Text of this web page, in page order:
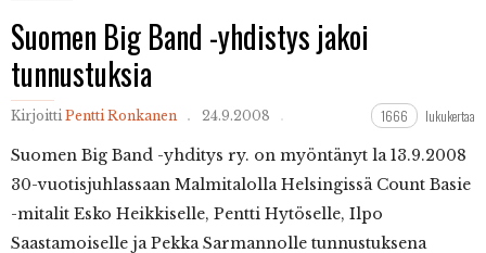
Suomen Big Band -yhdistys jakoi
tunnustuksia
Kirjoitti Pentti Ronkanen 24.9.2008 1666 lukukertaa
Suomen Big Band -yhditys ry. on myöntänyt la 13.9.2008
30-vuotisjuhlassaan Malmitalolla Helsingissä Count Basie
-mitalit Esko Heikkiselle, Pentti Hytöselle, Ilpo
Saastamoiselle ja Pekka Sarmannolle tunnustuksena